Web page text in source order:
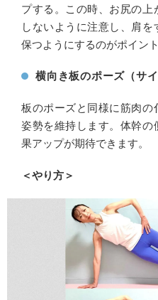
プする。この時、お尻の上
しないように注意し、肩を
保つようにするのがポイント
横向き板のポーズ（サ
板のポーズと同様に筋肉の
姿勢を維持します。体幹の
果アップが期待できます。
＜やり方＞